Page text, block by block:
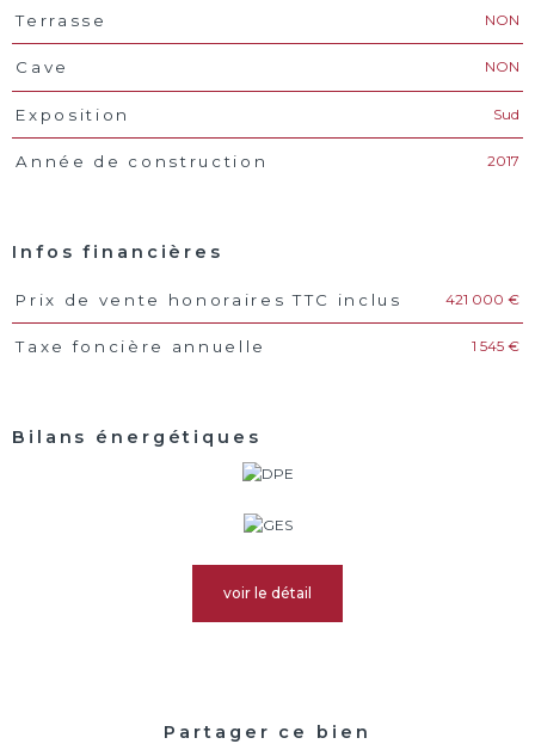
Terrasse NON
Cave NON
Exposition Sud
Année de construction 2017
Infos financières
Caractéristiques Valeurs
Prix de vente honoraires TTC inclus 421 000 €
Taxe foncière annuelle 1 545 €
Bilans énergétiques
voir le détail
Partager ce bien